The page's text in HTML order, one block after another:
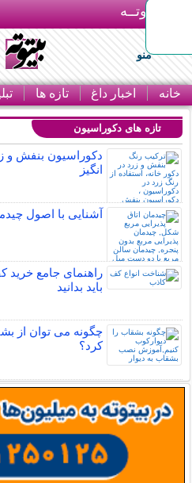
بـیتوتــه
منو
خانه اخبار داغ تازه ها
تازه های دکوراسیون
دکوراسیون بنفش و
انگیز
آشنایی با اصول
راهنمای جامع خرید
باید بدانید
چگونه می توان از
کرد؟